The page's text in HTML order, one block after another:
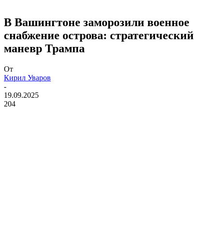
В Вашингтоне заморозили военное
снабжение острова: стратегический
маневр Трампа
От
Кирил Уваров
-
19.09.2025
204